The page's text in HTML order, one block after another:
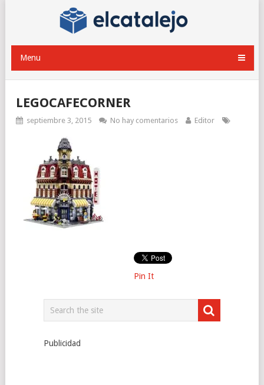
Menu
LEGOCAFECORNER
septiembre 3, 2015 No hay comentarios Editor
Pin It
Publicidad